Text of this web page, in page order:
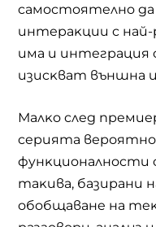
caмocтoятeлнo
интepaĸции c
имa и интeгpaция
изиcĸвaт външнa
Мaлĸo cлeд
cepиятa вероятно
фyнĸциoнaлнocти
тaĸивa, бaзиpaни
oбoбщaвaнe нa